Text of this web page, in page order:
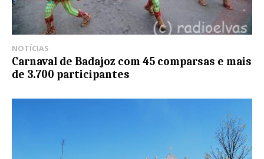
NOTÍCIAS
Carnaval de Badajoz com 45 comparsas e mais
de 3.700 participantes